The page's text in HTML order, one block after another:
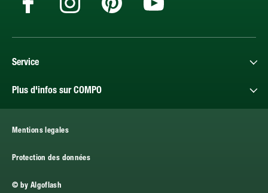
Service
Plus d'infos sur COMPO
Mentions legales
Protection des données
© by Algoflash